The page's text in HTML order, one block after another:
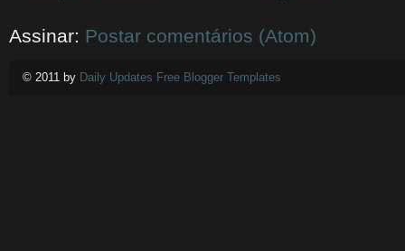
Assinar: Postar comentários (Atom)
© 2011 by Daily Updates Free Blogger Templates